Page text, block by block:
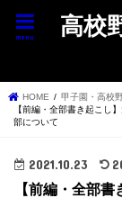
高校
menu
HOME
甲子園・高校
【前編・全部書き起こし
部について
2021.10.23
【前編・全部